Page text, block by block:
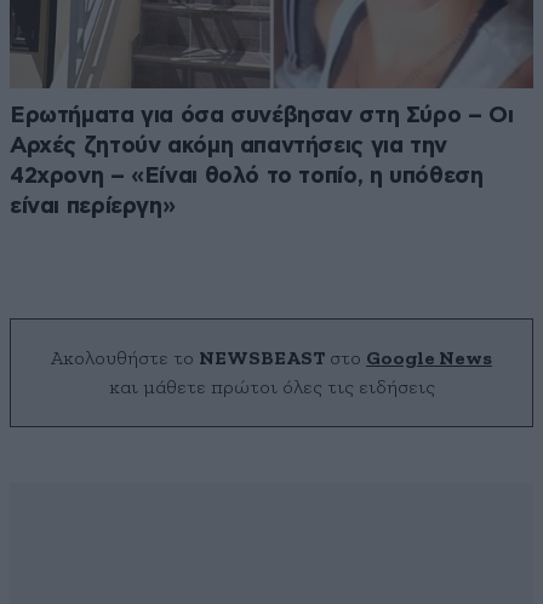
Ερωτήματα για όσα συνέβησαν στη Σύρο – Οι
Αρχές ζητούν ακόμη απαντήσεις για την
42χρονη – «Είναι θολό το τοπίο, η υπόθεση
είναι περίεργη»
Ακολουθήστε το NEWSBEAST στο Google News
και μάθετε πρώτοι όλες τις ειδήσεις